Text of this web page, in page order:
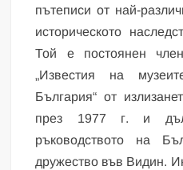
пътеписи от най-
историческото
Той е постоянен
„Известия на
България“ от
през 1977 г. и
ръководството на
дружество във Видин.